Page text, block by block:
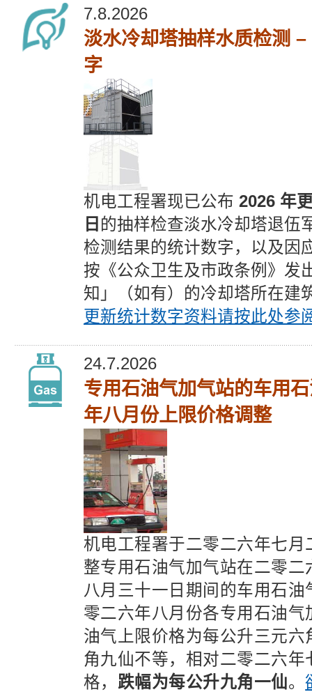
7.8.2026
淡水冷却塔抽样水质检测
字
机电工程署现已公布 2026 年
日 的抽样检查淡水冷却塔退伍
检测结果的统计数字，以及因
按《公众卫生及市政条例》发
知」（如有）的冷却塔所在建
更新统计数字资料请按此处参
24.7.2026
专用石油气加气站的车用
年八月份上限价格调整
机电工程署于二零二六年七月
整专用石油气加气站在二零二
八月三十一日期间的车用石油
零二六年八月份各专用石油气
油气上限价格为每公升三元六
角九仙不等，相对二零二六年
格， 跌幅为每公升九角一仙。